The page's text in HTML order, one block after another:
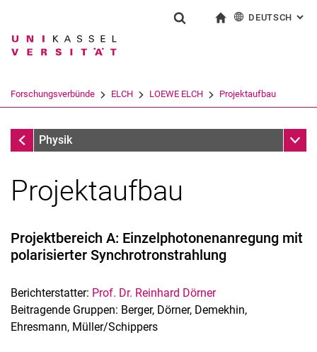
Springe direkt zu: Inhalt
Springe direkt zu: Suche
Springe direkt zu:
Suchbegriff
Suchen (öffnet externen Link in einem
DEUTSCH :
Forschungsverbünde ELCH LOEWE ELCH Projektaufbau
LOEWE ELCH
Physik
ELCH
SFB 1319 ELCH
LOEWE ELCH
Projektaufbau
Projektbereich A: Einzelphotonenanregung mit
polarisierter Synchrotronstrahlung
Berichterstatter: Prof. Dr. Reinhard Dörner
Beitragende Gruppen: Berger, Dörner, Demekhin,
Ehresmann, Müller/Schippers